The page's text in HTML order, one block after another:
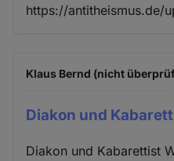
https://antitheismus.de/
Klaus Bernd (nicht
Diakon und
Diakon und Kabarettist